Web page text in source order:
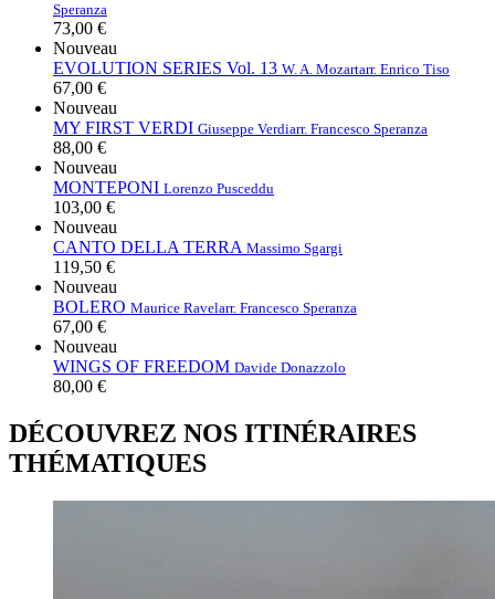
Speranza
73,00 €
Nouveau
EVOLUTION SERIES Vol. 13 W. A. Mozartarr. Enrico Tiso
67,00 €
Nouveau
MY FIRST VERDI Giuseppe Verdiarr. Francesco Speranza
88,00 €
Nouveau
MONTEPONI Lorenzo Pusceddu
103,00 €
Nouveau
CANTO DELLA TERRA Massimo Sgargi
119,50 €
Nouveau
BOLERO Maurice Ravelarr. Francesco Speranza
67,00 €
Nouveau
WINGS OF FREEDOM Davide Donazzolo
80,00 €
DÉCOUVREZ NOS ITINÉRAIRES
THÉMATIQUES